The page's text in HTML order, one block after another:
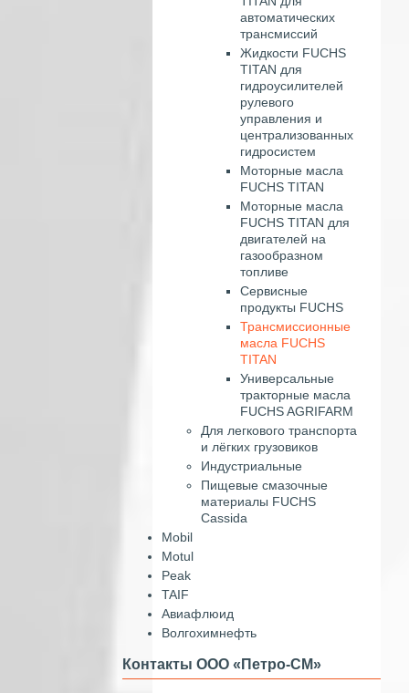
автоматических
трансмиссий
Жидкости FUCHS
TITAN для
гидроусилителей
рулевого
управления и
централизованных
гидросистем
Моторные масла
FUCHS TITAN
Моторные масла
FUCHS TITAN для
двигателей на
газообразном
топливе
Сервисные
продукты FUCHS
Трансмиссионные
масла FUCHS
TITAN
Универсальные
тракторные масла
FUCHS AGRIFARM
Для легкового транспорта
и лёгких грузовиков
Индустриальные
Пищевые смазочные
материалы FUCHS
Cassida
Mobil
Motul
Peak
TAIF
Авиафлюид
Волгохимнефть
Контакты ООО «Петро-СМ»